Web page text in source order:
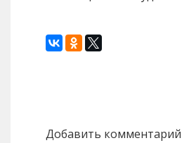
Добавить комментарий